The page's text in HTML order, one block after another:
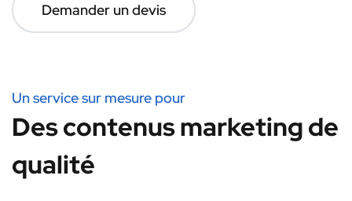
Demander un devis
Un service sur mesure pour
Des contenus marketing de
qualité